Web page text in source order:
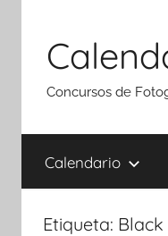
contenido
Concursos de
Calendario
Etiqueta: